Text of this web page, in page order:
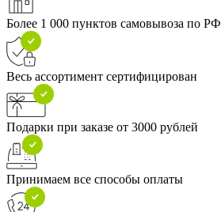
Более 1 000 пунктов самовывоза по РФ
Весь ассортимент сертифицирован
Подарки при заказе от 3000 рублей
Принимаем все способы оплаты